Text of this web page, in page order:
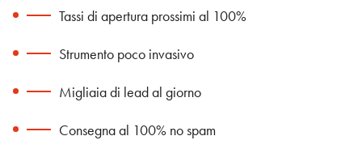
Tassi di apertura prossimi al 100%
Strumento poco invasivo
Migliaia di lead al giorno
Consegna al 100% no spam